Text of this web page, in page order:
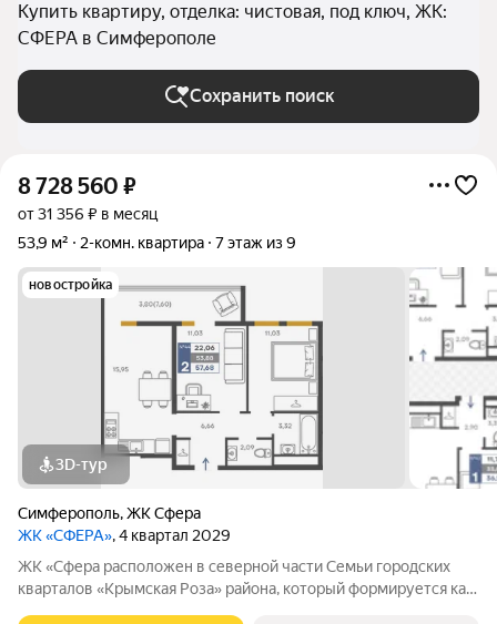
Купить квартиру, отделка: чистовая, под ключ, ЖК:
СФЕРА в Симферополе
Сохранить поиск
8 728 560 ₽
от 31 356 ₽ в месяц
53,9 м²
2-комн. квартира 7 этаж из 9
новостройка
3D-тур
Симферополь,ЖК Сфера
ЖК «СФЕРА», 4 квартал 2029
ЖК «Сфера расположен в северной части Семьи городских
кварталов «Крымская Роза» района, который формируется как